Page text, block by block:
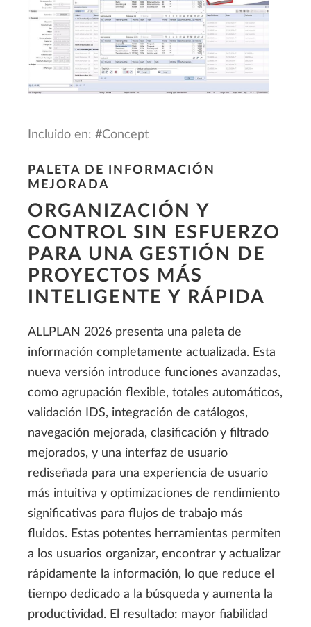
Incluido en: #Concept
PALETA DE INFORMACIÓN
MEJORADA
ORGANIZACIÓN Y
CONTROL SIN ESFUERZO
PARA UNA GESTIÓN DE
PROYECTOS MÁS
INTELIGENTE Y RÁPIDA
ALLPLAN 2026 presenta una paleta de
información completamente actualizada. Esta
nueva versión introduce funciones avanzadas,
como agrupación flexible, totales automáticos,
validación IDS, integración de catálogos,
navegación mejorada, clasificación y filtrado
mejorados, y una interfaz de usuario
rediseñada para una experiencia de usuario
más intuitiva y optimizaciones de rendimiento
significativas para flujos de trabajo más
fluidos. Estas potentes herramientas permiten
a los usuarios organizar, encontrar y actualizar
rápidamente la información, lo que reduce el
tiempo dedicado a la búsqueda y aumenta la
productividad. El resultado: mayor fiabilidad